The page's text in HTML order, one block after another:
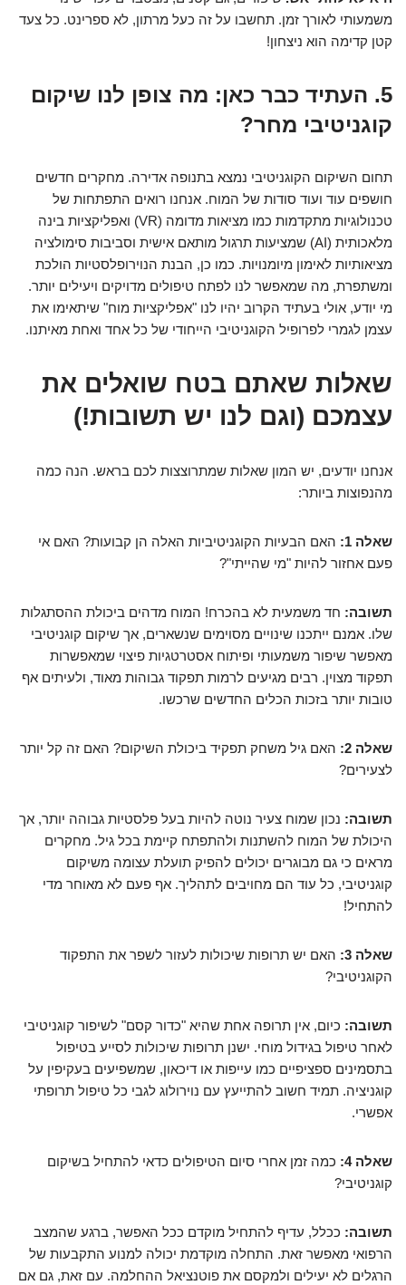
משמעותי לאורך זמן. תחשבו על זה כעל מרתון, לא ספרינט. כל צעד
קטן קדימה הוא ניצחון!
5. העתיד כבר כאן: מה צופן לנו שיקום
קוגניטיבי מחר?
תחום השיקום הקוגניטיבי נמצא בתנופה אדירה. מחקרים חדשים
חושפים עוד ועוד סודות של המוח. אנחנו רואים התפתחות של
טכנולוגיות מתקדמות כמו מציאות מדומה (VR) ואפליקציות בינה
מלאכותית (AI) שמציעות תרגול מותאם אישית וסביבות סימולציה
מציאותיות לאימון מיומנויות. כמו כן, הבנת הנוירופלסטיות הולכת
ומשתפרת, מה שמאפשר לנו לפתח טיפולים מדויקים ויעילים יותר.
מי יודע, אולי בעתיד הקרוב יהיו לנו "אפליקציות מוח" שיתאימו את
עצמן לגמרי לפרופיל הקוגניטיבי הייחודי של כל אחד ואחת מאיתנו.
שאלות שאתם בטח שואלים את
עצמכם (וגם לנו יש תשובות!)
אנחנו יודעים, יש המון שאלות שמתרוצצות לכם בראש. הנה כמה
מהנפוצות ביותר:
שאלה 1:
האם הבעיות הקוגניטיביות האלה הן קבועות? האם אי
פעם אחזור להיות "מי שהייתי"?
תשובה: חד משמעית לא בהכרח! המוח מדהים ביכולת ההסתגלות
שלו. אמנם ייתכנו שינויים מסוימים שנשארים, אך שיקום קוגניטיבי
מאפשר שיפור משמעותי ופיתוח אסטרטגיות פיצוי שמאפשרות
תפקוד מצוין. רבים מגיעים לרמות תפקוד גבוהות מאוד, ולעיתים אף
טובות יותר בזכות הכלים החדשים שרכשו.
שאלה 2:
האם גיל משחק תפקיד ביכולת השיקום? האם זה קל יותר
לצעירים?
תשובה: נכון שמוח צעיר נוטה להיות בעל פלסטיות גבוהה יותר, אך
היכולת של המוח להשתנות ולהתפתח קיימת בכל גיל. מחקרים
מראים כי גם מבוגרים יכולים להפיק תועלת עצומה משיקום
קוגניטיבי, כל עוד הם מחויבים לתהליך. אף פעם לא מאוחר מדי
להתחיל!
שאלה 3:
האם יש תרופות שיכולות לעזור לשפר את התפקוד
הקוגניטיבי?
תשובה: כיום, אין תרופה אחת שהיא "כדור קסם" לשיפור קוגניטיבי
לאחר טיפול בגידול מוחי. ישנן תרופות שיכולות לסייע בטיפול
בתסמינים ספציפיים כמו עייפות או דיכאון, שמשפיעים בעקיפין על
קוגניציה. תמיד חשוב להתייעץ עם נוירולוג לגבי כל טיפול תרופתי
אפשרי.
שאלה 4:
כמה זמן אחרי סיום הטיפולים כדאי להתחיל בשיקום
קוגניטיבי?
תשובה: ככלל, עדיף להתחיל מוקדם ככל האפשר, ברגע שהמצב
הרפואי מאפשר זאת. התחלה מוקדמת יכולה למנוע התקבעות של
הרגלים לא יעילים ולמקסם את פוטנציאל ההחלמה. עם זאת, גם אם